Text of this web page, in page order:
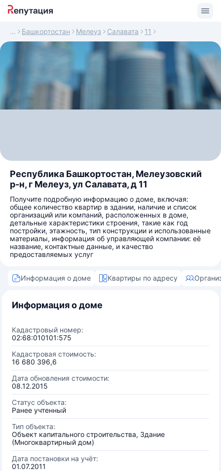
Башкортостан Мелеуз Салавата 11
Республика Башкортостан, Мелеузовский
р-н, г Мелеуз, ул Салавата, д 11
Получите подробную информацию о доме, включая:
общее количество квартир в здании, наличие и список
организаций или компаний, расположенных в доме,
детальные характеристики строения, такие как год
постройки, этажность, тип конструкции и использованные
материалы, информация об управляющей компании: её
название, контактные данные, и качество
предоставляемых услуг
Информация о доме Квартиры по адресу
Информация о доме
Кадастровый номер:
02:68:010101:575
Кадастровая стоимость:
16 680 396,6
Дата обновления стоимости:
08.12.2015
Статус объекта:
Ранее учтенный
Тип объекта:
Объект капитального строительства, Здание
(Многоквартирный дом)
Дата постановки на учёт:
01.07.2011